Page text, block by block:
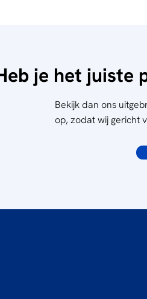
je het juiste
Bekijk dan ons
op, zodat wij gericht